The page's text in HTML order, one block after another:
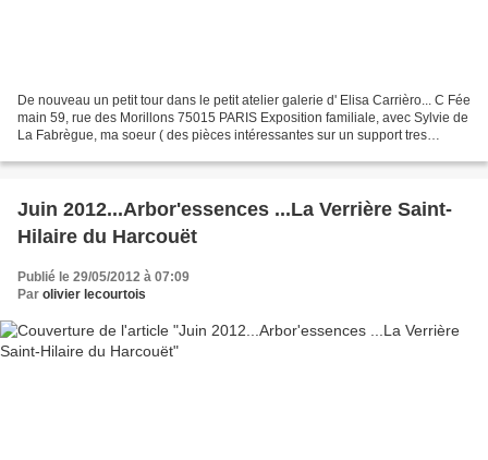
De nouveau un petit tour dans le petit atelier galerie d' Elisa Carrièro... C Fée
main 59, rue des Morillons 75015 PARIS Exposition familiale, avec Sylvie de
La Fabrègue, ma soeur ( des pièces intéressantes sur un support tres
Juin 2012...Arbor'essences ...La Verrière Saint-
Hilaire du Harcouët
Publié le 29/05/2012 à 07:09
Par olivier lecourtois